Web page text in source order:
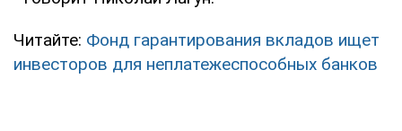
Читайте: Фонд гарантирования вкладов ищет
инвесторов для неплатежеспособных банков